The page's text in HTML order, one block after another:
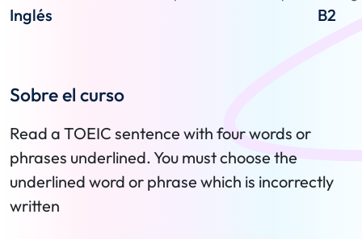
Inglés B2
Sobre el curso
Read a TOEIC sentence with four words or
phrases underlined. You must choose the
underlined word or phrase which is incorrectly
written